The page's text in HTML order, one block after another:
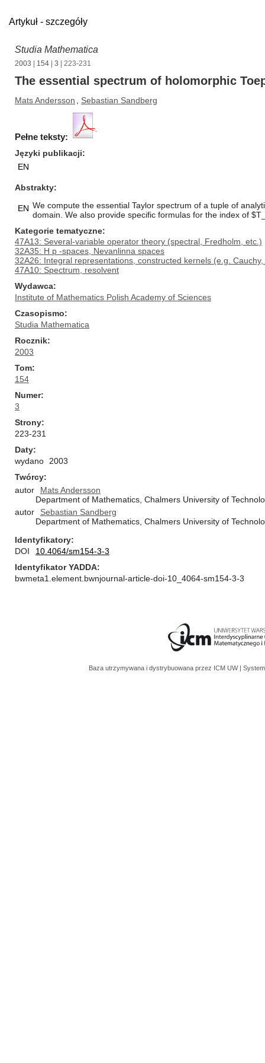
Artykuł - szczegóły
Studia Mathematica
2003 154 3 | 223-231
The essential spectrum of holomorphic
Mats Andersson Sebastian Sandberg
Pełne teksty:
Języki publikacji
EN
Abstrakty
EN We compute the essential Taylor spectrum of a tuple of
domain. We also provide specific formulas for the index of
Kategorie tematyczne
47A13: Several-variable operator theory (spectral, Fredholm, etc.)
32A35: H p -spaces, Nevanlinna spaces
32A26: Integral representations, constructed kernels (e.g.
47A10: Spectrum, resolvent
Wydawca
Institute of Mathematics Polish Academy of Sciences
Czasopismo
Studia Mathematica
Rocznik
2003
Tom
154
Numer
3
Strony
223-231
Daty
wydano
2003
Twórcy
autor
Mats Andersson
Department of Mathematics, Chalmers University of
autor
Sebastian Sandberg
Department of Mathematics, Chalmers University of
Identyfikatory
DOI
10.4064/sm154-3-3
Identyfikator YADDA
bwmeta1.element.bwnjournal-article-doi-10_4064-sm154-3-3
Baza utrzymywana i dystrybuowana przez ICM UW |